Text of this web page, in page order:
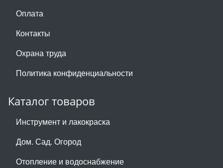
Оплата
Контакты
Охрана труда
Политика конфиденциальности
Каталог товаров
Инструмент и лакокраска
Дом. Сад. Огород
Отопление и водоснабжение